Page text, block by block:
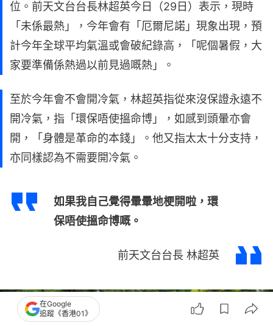
位。前天文台台長林超英今日（29日）表示，現時
「未係最熱」，今年會有「厄爾尼諾」現象出現，預
計今年全球平均氣溫或會破紀錄高，「呢個暑假，大
家要準備係熱過以前見過嘅熱」。
至於今年會不會開冷氣，林超英指從來沒保證永遠不
開冷氣，指「環保唔使搵命博」，如感到頭暈亦會
開，「身體是革命的本錢」。他又指太太十分支持，
亦同樣認為不需要開冷氣。
如果我自己覺得暈暈地梗開啦，環
保唔使搵命博嘅。
前天文台台長 林超英
在Google
追蹤《香港01》